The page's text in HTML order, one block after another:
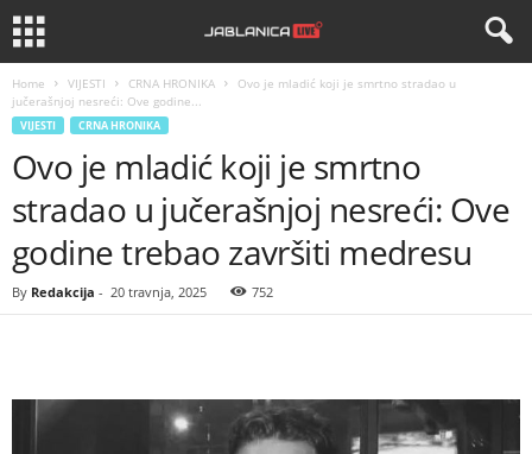
Home VIJESTI CRNA HRONIKA
Ovo je mladić koji je smrtno stradao u
jučerašnjoj nesreći: Ove godine...
VIJESTI CRNA HRONIKA
Ovo je mladić koji je smrtno
stradao u jučerašnjoj nesreći: Ove
godine trebao završiti medresu
By Redakcija - 20 travnja, 2025 752